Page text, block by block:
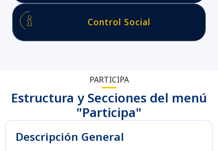
Control Social
PARTICIPA
Estructura y Secciones del menú
"Participa"
Descripción General